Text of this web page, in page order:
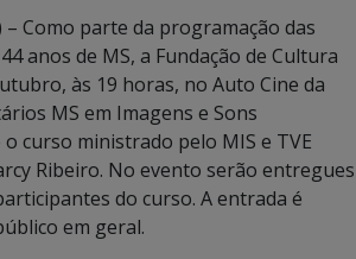
– Como parte da programação das
anos de MS, a Fundação de Cultura
às 19 horas, no Auto Cine da
MS em Imagens e Sons
curso ministrado pelo MIS e TVE
Ribeiro. No evento serão entregues
do curso. A entrada é
em geral.